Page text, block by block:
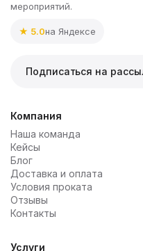
мероприятий.
★ 5.0на Яндексе
Подписаться на
Компания
Наша команда
Кейсы
Блог
Доставка и оплата
Условия проката
Отзывы
Контакты
Услуги